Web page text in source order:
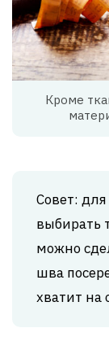
Кроме
Совет:
выбирать
можно
шва
хватит на